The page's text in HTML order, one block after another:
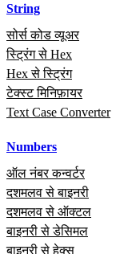
String
सोर्स कोड व्यूअर
स्ट्रिंग से Hex
Hex से स्ट्रिंग
टेक्स्ट मिनिफ़ायर
Text Case Converter
Numbers
ऑल नंबर कन्वर्टर
दशमलव से बाइनरी
दशमलव से ऑक्टल
बाइनरी से डेसिमल
बाइनरी से हेक्स